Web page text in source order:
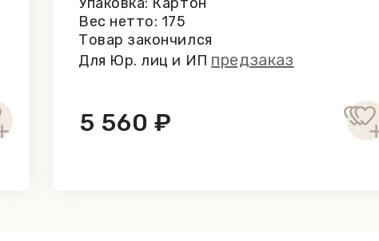
Вес нетто: 175
Товар закончился
Для Юр. лиц и ИП предзаказ
5 560 ₽